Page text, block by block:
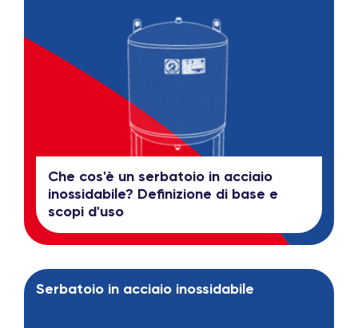
Che cos'è un serbatoio in acciaio
inossidabile? Definizione di base e
scopi d'uso
Serbatoio in acciaio inossidabile